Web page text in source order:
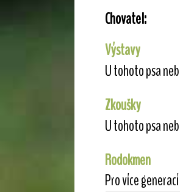
Chovatel:
Výstavy
U tohoto psa
Zkoušky
U tohoto psa
Rodokmen
Pro více